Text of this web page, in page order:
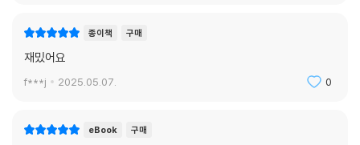
종이책 구매
재밌어요
f***j 2025.05.07. 0
eBook 구매